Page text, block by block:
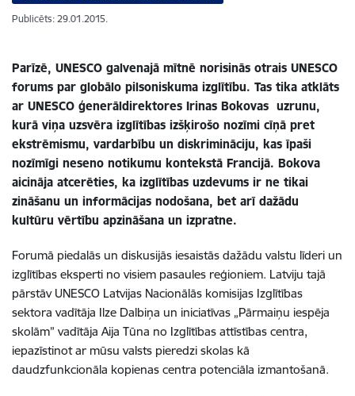
Publicēts: 29.01.2015.
Parīzē, UNESCO galvenajā mītnē norisinās otrais UNESCO
forums par globālo pilsoniskuma izglītību. Tas tika atklāts
ar UNESCO ģenerāldirektores Irinas Bokovas uzrunu,
kurā viņa uzsvēra izglītības izšķirošo nozīmi cīņā pret
ekstrēmismu, vardarbību un diskrimināciju, kas īpaši
nozīmīgi neseno notikumu kontekstā Francijā. Bokova
aicināja atcerēties, ka izglītības uzdevums ir ne tikai
zināšanu un informācijas nodošana, bet arī dažādu
kultūru vērtību apzināšana un izpratne.
Forumā piedalās un diskusijās iesaistās dažādu valstu līderi un
izglītības eksperti no visiem pasaules reģioniem. Latviju tajā
pārstāv UNESCO Latvijas Nacionālās komisijas Izglītības
sektora vadītāja Ilze Dalbiņa un iniciatīvas „Pārmaiņu iespēja
skolām” vadītāja Aija Tūna no Izglītības attīstības centra,
iepazīstinot ar mūsu valsts pieredzi skolas kā
daudzfunkcionāla kopienas centra potenciāla izmantošanā.